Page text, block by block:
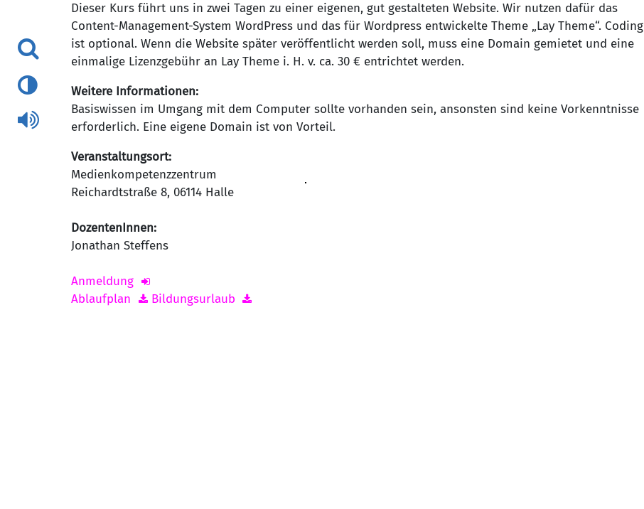
Dieser Kurs führt uns in zwei Tagen zu einer eigenen, gut gestalteten Website. Wir nutzen dafür das
Content-Management-System WordPress und das für Wordpress entwickelte Theme „Lay Theme“. Coding
ist optional. Wenn die Website später veröffentlicht werden soll, muss eine Domain gemietet und eine
einmalige Lizenzgebühr an Lay Theme i. H. v. ca. 30 € entrichtet werden.
Weitere Informationen:
Basiswissen im Umgang mit dem Computer sollte vorhanden sein, ansonsten sind keine Vorkenntnisse
erforderlich. Eine eigene Domain ist von Vorteil.
Veranstaltungsort:
Medienkompetenzzentrum
Reichardtstraße 8, 06114 Halle
DozentenInnen:
Jonathan Steffens
Anmeldung
Ablaufplan
Bildungsurlaub